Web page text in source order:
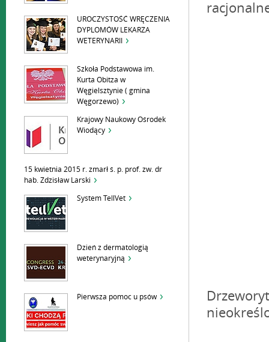
UROCZYSTOŚĆ WRĘCZENIA
DYPLOMÓW LEKARZA
WETERYNARII
Szkoła Podstawowa im.
Kurta Obitza w
Węgielsztynie ( gmina
Węgorzewo)
Krajowy Naukowy Ośrodek
Wiodący
15 kwietnia 2015 r. zmarł ś. p. prof. zw. dr
hab. Zdzisław Larski
System TellVet
Dzień z dermatologią
weterynaryjną
Pierwsza pomoc u psów